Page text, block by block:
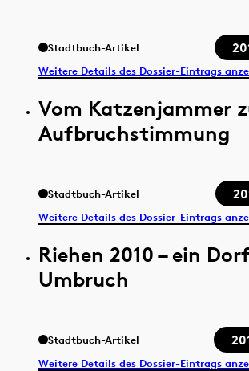
Stadtbuch-Artikel
Weitere Details des Dossier-Eintrags
Vom Katzenjammer
Aufbruchstimmung
Stadtbuch-Artikel
Weitere Details des Dossier-Eintrags
Riehen 2010 – ein
Umbruch
Stadtbuch-Artikel
Weitere Details des Dossier-Eintrags